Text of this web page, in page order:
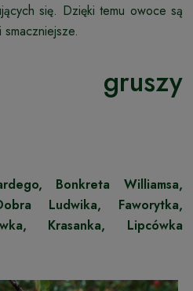
się. Dzięki temu owoce są
gruszy
Bonkreta Williamsa,
Ludwika, Faworytka,
Krasanka, Lipcówka